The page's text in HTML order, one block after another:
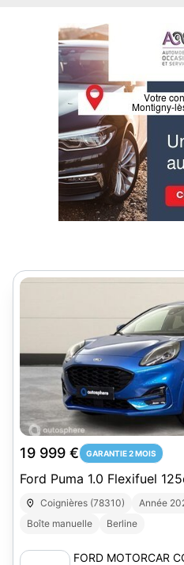
19 999 € GARANTIE 2 MOIS
Ford Puma 1.0 Flexifuel
Coignières (78310) Année
Boîte manuelle
Berline
FORD MOTORCAR